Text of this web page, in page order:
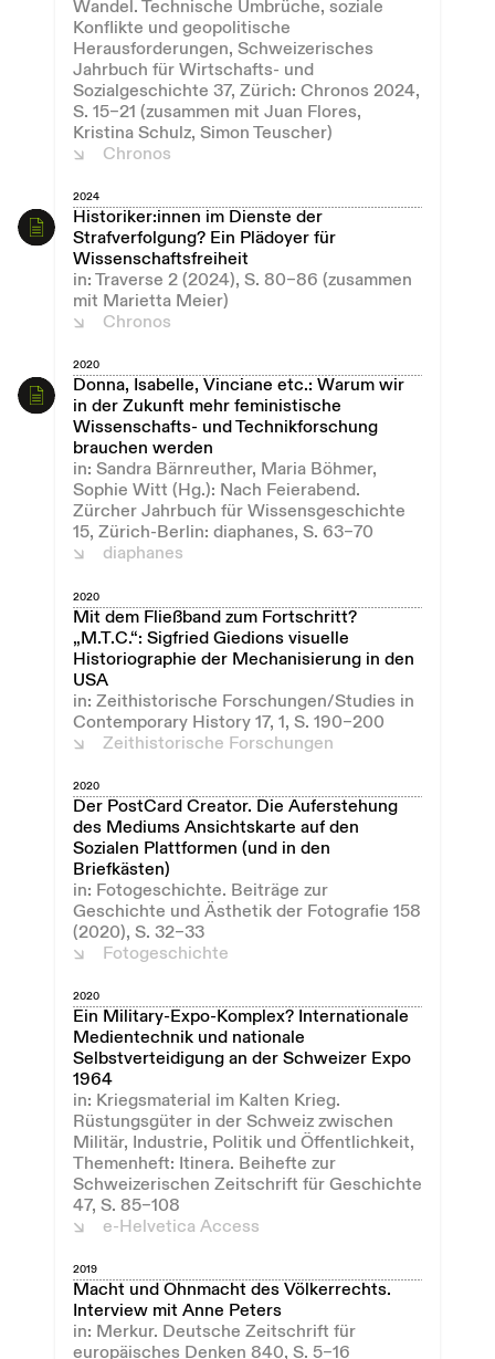
Wandel. Technische Umbrüche, soziale
Konflikte und geopolitische
Herausforderungen, Schweizerisches
Jahrbuch für Wirtschafts- und
Sozialgeschichte 37, Zürich: Chronos 2024,
S. 15–21 (zusammen mit Juan Flores,
Kristina Schulz, Simon Teuscher)
Chronos
2024
Historiker:innen im Dienste der
Strafverfolgung? Ein Plädoyer für
Wissenschaftsfreiheit
in: Traverse 2 (2024), S. 80–86 (zusammen
mit Marietta Meier)
Chronos
2020
Donna, Isabelle, Vinciane etc.: Warum wir
in der Zukunft mehr feministische
Wissenschafts- und Technikforschung
brauchen werden
in: Sandra Bärnreuther, Maria Böhmer,
Sophie Witt (Hg.): Nach Feierabend.
Zürcher Jahrbuch für Wissensgeschichte
15, Zürich-Berlin: diaphanes, S. 63–70
diaphanes
2020
Mit dem Fließband zum Fortschritt?
„M.T.C.“: Sigfried Giedions visuelle
Historiographie der Mechanisierung in den
USA
in: Zeithistorische Forschungen/Studies in
Contemporary History 17, 1, S. 190–200
Zeithistorische Forschungen
2020
Der PostCard Creator. Die Auferstehung
des Mediums Ansichtskarte auf den
Sozialen Plattformen (und in den
Briefkästen)
in: Fotogeschichte. Beiträge zur
Geschichte und Ästhetik der Fotografie 158
(2020), S. 32–33
Fotogeschichte
2020
Ein Military-Expo-Komplex? Internationale
Medientechnik und nationale
Selbstverteidigung an der Schweizer Expo
1964
in: Kriegsmaterial im Kalten Krieg.
Rüstungsgüter in der Schweiz zwischen
Militär, Industrie, Politik und Öffentlichkeit,
Themenheft: Itinera. Beihefte zur
Schweizerischen Zeitschrift für Geschichte
47, S. 85–108
e-Helvetica Access
2019
Macht und Ohnmacht des Völkerrechts.
Interview mit Anne Peters
in: Merkur. Deutsche Zeitschrift für
europäisches Denken 840, S. 5–16